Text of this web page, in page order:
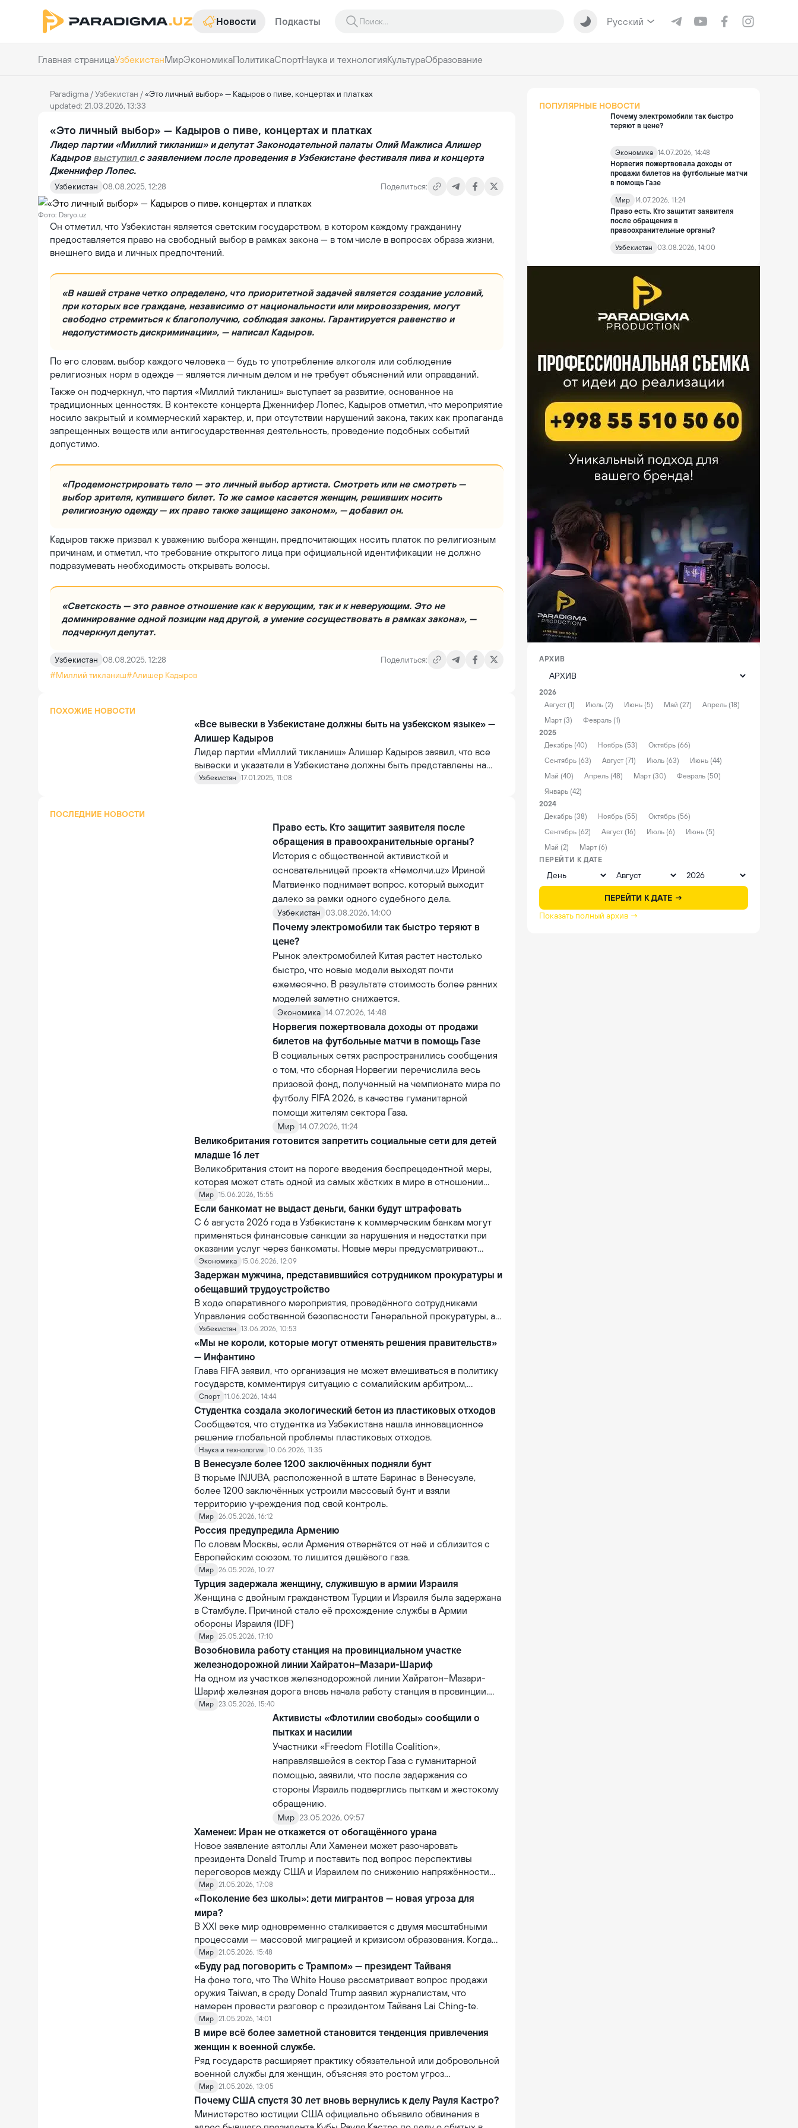
Новости Подкасты Русский
Главная страницаУзбекистанМирЭкономикаПолитикаСпортНаука и технологияКультураОбразование
Paradigma /Узбекистан /«Это личный выбор» — Кадыров о пиве, концертах и платках
updated: 21.03.2026, 13:33
«Это личный выбор» — Кадыров о пиве, концертах и платках
Лидер партии «Миллий тикланиш» и депутат Законодательной палаты Олий Мажлиса Алишер
Кадыров выступил с заявлением после проведения в Узбекистане фестиваля пива и концерта
Дженнифер Лопес.
Узбекистан 08.08.2025, 12:28 Поделиться:
Фото: Daryo.uz
Он отметил, что Узбекистан является светским государством, в котором каждому гражданину
предоставляется право на свободный выбор в рамках закона — в том числе в вопросах образа жизни,
внешнего вида и личных предпочтений.
«В нашей стране четко определено, что приоритетной задачей является создание условий,
при которых все граждане, независимо от национальности или мировоззрения, могут
свободно стремиться к благополучию, соблюдая законы. Гарантируется равенство и
недопустимость дискриминации», — написал Кадыров.
По его словам, выбор каждого человека — будь то употребление алкоголя или соблюдение
религиозных норм в одежде — является личным делом и не требует объяснений или оправданий.
Также он подчеркнул, что партия «Миллий тикланиш» выступает за развитие, основанное на
традиционных ценностях. В контексте концерта Дженнифер Лопес, Кадыров отметил, что мероприятие
носило закрытый и коммерческий характер, и, при отсутствии нарушений закона, таких как пропаганда
запрещенных веществ или антигосударственная деятельность, проведение подобных событий
допустимо.
«Продемонстрировать тело — это личный выбор артиста. Смотреть или не смотреть —
выбор зрителя, купившего билет. То же самое касается женщин, решивших носить
религиозную одежду — их право также защищено законом», — добавил он.
Кадыров также призвал к уважению выбора женщин, предпочитающих носить платок по религиозным
причинам, и отметил, что требование открытого лица при официальной идентификации не должно
подразумевать необходимость открывать волосы.
«Светскость — это равное отношение как к верующим, так и к неверующим. Это не
доминирование одной позиции над другой, а умение сосуществовать в рамках закона», —
подчеркнул депутат.
Узбекистан 08.08.2025, 12:28
Поделиться:
#Миллий тикланиш#Алишер Кадыров
ПОХОЖИЕ НОВОСТИ
«Все вывески в Узбекистане должны быть на узбекском языке» —
Алишер Кадыров
Лидер партии «Миллий тикланиш» Алишер Кадыров заявил, что все
вывески и указатели в Узбекистане должны быть представлены на
государственном языке. Об этом он сообщил в своем Telegram-
Узбекистан 17.01.2025, 11:08
ПОСЛЕДНИЕ НОВОСТИ
Право есть. Кто защитит заявителя после
обращения в правоохранительные органы?
История с общественной активисткой и
основательницей проекта «Немолчи.uz» Ириной
Матвиенко поднимает вопрос, который выходит
далеко за рамки одного судебного дела.
Узбекистан 03.08.2026, 14:00
Почему электромобили так быстро теряют в
цене?
Рынок электромобилей Китая растет настолько
быстро, что новые модели выходят почти
ежемесячно. В результате стоимость более ранних
моделей заметно снижается.
Экономика 14.07.2026, 14:48
Норвегия пожертвовала доходы от продажи
билетов на футбольные матчи в помощь Газе
В социальных сетях распространились сообщения
о том, что сборная Норвегии перечислила весь
призовой фонд, полученный на чемпионате мира по
футболу FIFA 2026, в качестве гуманитарной
помощи жителям сектора Газа.
Мир 14.07.2026, 11:24
Великобритания готовится запретить социальные сети для детей
младше 16 лет
Великобритания стоит на пороге введения беспрецедентной меры,
которая может стать одной из самых жёстких в мире в отношении
крупных технологических компаний. В рамках усиления контроля над
цифровой средой власти страны рассматривают возможность запрета
использования социальных сетей для лиц младше 16 лет.
Мир 15.06.2026, 15:55
Если банкомат не выдаст деньги, банки будут штрафовать
С 6 августа 2026 года в Узбекистане к коммерческим банкам могут
применяться финансовые санкции за нарушения и недостатки при
оказании услуг через банкоматы. Новые меры предусматривают
ответственность банков за сбои в работе банкоматов и
ненадлежащее обслуживание клиентов при проведении операций
через устройства самообслуживания.
Экономика 15.06.2026, 12:09
Задержан мужчина, представившийся сотрудником прокуратуры и
обещавший трудоустройство
В ходе оперативного мероприятия, проведённого сотрудниками
Управления собственной безопасности Генеральной прокуратуры, а
также Управления Департамента по Кашкадарьинской области, был
задержан гражданин, подозреваемый в мошенничестве.
Узбекистан 13.06.2026, 10:53
«Мы не короли, которые могут отменять решения правительств»
— Инфантино
Глава FIFA заявил, что организация не может вмешиваться в политику
государств, комментируя ситуацию с сомалийским арбитром,
которому было отказано во въезде в США. По словам Инфантино, FIFA
не обладает полномочиями отменять или изменять решения
национальных правительств.
Спорт 11.06.2026, 14:44
Студентка создала экологический бетон из пластиковых отходов
Сообщается, что студентка из Узбекистана нашла инновационное
решение глобальной проблемы пластиковых отходов.
Наука и технология 10.06.2026, 11:35
В Венесуэле более 1200 заключённых подняли бунт
В тюрьме INJUBA, расположенной в штате Баринас в Венесуэле,
более 1200 заключённых устроили массовый бунт и взяли
территорию учреждения под свой контроль.
Мир 26.05.2026, 16:12
Россия предупредила Армению
По словам Москвы, если Армения отвернётся от неё и сблизится с
Европейским союзом, то лишится дешёвого газа.
Мир 26.05.2026, 10:27
Турция задержала женщину, служившую в армии Израиля
Женщина с двойным гражданством Турции и Израиля была задержана
в Стамбуле. Причиной стало её прохождение службы в Армии
обороны Израиля (IDF)
Мир 25.05.2026, 17:10
Возобновила работу станция на провинциальном участке
железнодорожной линии Хайратон–Мазари-Шариф
На одном из участков железнодорожной линии Хайратон–Мазари-
Шариф железная дорога вновь начала работу станция в провинции.
Общая стоимость проекта составляет 6,3 млн долларов США. В
рамках его реализации на станцию впервые прибыл коммерческий
грузовой поезд, что стало первым практическим результатом
возобновления её деятельности.
Мир 23.05.2026, 15:40
Активисты «Флотилии свободы» сообщили о
пытках и насилии
Участники «Freedom Flotilla Coalition»,
направлявшейся в сектор Газа с гуманитарной
помощью, заявили, что после задержания со
стороны Израиль подверглись пыткам и жестокому
обращению.
Мир 23.05.2026, 09:57
Хаменеи: Иран не откажется от обогащённого урана
Новое заявление аятоллы Али Хаменеи может разочаровать
президента Donald Trump и поставить под вопрос перспективы
переговоров между США и Израилем по снижению напряжённости
вокруг Ирана.
Мир 21.05.2026, 17:08
«Поколение без школы»: дети мигрантов — новая угроза для
мира?
В XXI веке мир одновременно сталкивается с двумя масштабными
процессами — массовой миграцией и кризисом образования. Когда
эти две проблемы пересекаются, наиболее уязвимыми оказываются
дети.
Мир 21.05.2026, 15:48
«Буду рад поговорить с Трампом» — президент Тайваня
На фоне того, что The White House рассматривает вопрос продажи
оружия Taiwan, в среду Donald Trump заявил журналистам, что
намерен провести разговор с президентом Тайваня Lai Ching-te.
Мир 21.05.2026, 14:01
В мире всё более заметной становится тенденция привлечения
женщин к военной службе.
Ряд государств расширяет практику обязательной или добровольной
военной службы для женщин, объясняя это ростом угроз
безопасности, нехваткой кадров в армии, а также политикой
гендерного равенства.
Мир 21.05.2026, 13:05
Почему США спустя 30 лет вновь вернулись к делу Рауля Кастро?
Министерство юстиции США официально объявило обвинения в
ПОПУЛЯРНЫЕ НОВОСТИ
Почему электромобили так быстро
теряют в цене?
Экономика 14.07.2026, 14:48
Норвегия пожертвовала доходы от
продажи билетов на футбольные матчи
в помощь Газе
Мир 14.07.2026, 11:24
Право есть. Кто защитит заявителя
после обращения в
правоохранительные органы?
Узбекистан 03.08.2026, 14:00
АРХИВ
2026
Август (1)
Июль (2) Июнь (5) Май (27)
Апрель (18)
Март (3)
Февраль (1)
2025
Декабрь (40)
Ноябрь (53)
Октябрь (66)
Сентябрь (63)
Август (71) Июль (63)
Июнь (44)
Май (40)
Апрель (48) Март (30)
Февраль (50)
Январь (42)
2024
Декабрь (38)
Ноябрь (55)
Октябрь (56)
Сентябрь (62)
Август (16) Июль (6)
Июнь (5)
Май (2)
Март (6)
ПЕРЕЙТИ К ДАТЕ
ПЕРЕЙТИ К ДАТЕ →
Показать полный архив →